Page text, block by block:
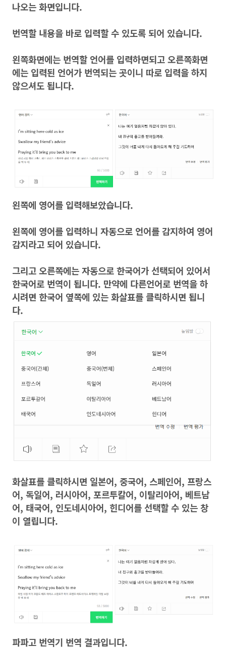
나오는 화면입니다.
번역할 내용을 바로 입력할 수 있도록 되어 있습니다.
왼쪽화면에는 번역할 언어를 입력하면되고 오른쪽화면
에는 입력된 언어가 번역되는 곳이니 따로 입력을 하지
않으셔도 됩니다.
왼쪽에 영어를 입력해보았습니다.
왼쪽에 영어를 입력하니 자동으로 언어를 감지하여 영어
감지라고 되어 있습니다.
그리고 오른쪽에는 자동으로 한국어가 선택되어 있어서
한국어로 번역이 됩니다. 만약에 다른언어로 번역을 하
시려면 한국어 옆쪽에 있는 화살표를 클릭하시면 됩니
다.
화살표를 클릭하시면 일본어, 중국어, 스페인어, 프랑스
어, 독일어, 러시아어, 포르투칼어, 이탈리아어, 베트남
어, 태국어, 인도네시아어, 힌디어를 선택할 수 있는 창
이 열립니다.
파파고 번역기 번역 결과입니다.